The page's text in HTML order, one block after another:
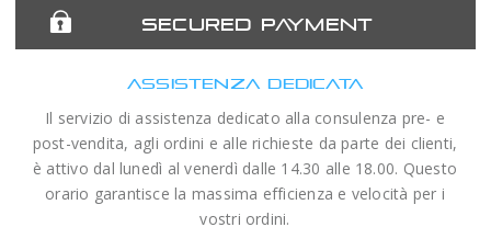
SECURED PAYMENT
ASSISTENZA DEDICATA
Il servizio di assistenza dedicato alla consulenza pre- e
post-vendita, agli ordini e alle richieste da parte dei clienti,
è attivo dal lunedì al venerdì dalle 14.30 alle 18.00. Questo
orario garantisce la massima efficienza e velocità per i
vostri ordini.